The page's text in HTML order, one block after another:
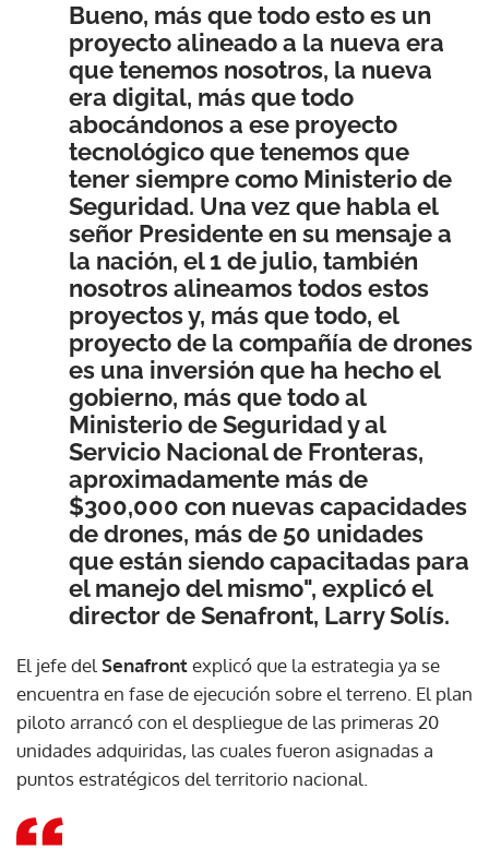
Bueno, más que todo esto es un
proyecto alineado a la nueva era
que tenemos nosotros, la nueva
era digital, más que todo
abocándonos a ese proyecto
tecnológico que tenemos que
tener siempre como Ministerio de
Seguridad. Una vez que habla el
señor Presidente en su mensaje a
la nación, el 1 de julio, también
nosotros alineamos todos estos
proyectos y, más que todo, el
proyecto de la compañía de drones
es una inversión que ha hecho el
gobierno, más que todo al
Ministerio de Seguridad y al
Servicio Nacional de Fronteras,
aproximadamente más de
$300,000 con nuevas capacidades
de drones, más de 50 unidades
que están siendo capacitadas para
el manejo del mismo", explicó el
director de Senafront, Larry Solís.
El jefe del Senafrontexplicó que la estrategia ya se
encuentra en fase de ejecución sobre el terreno. El plan
piloto arrancó con el despliegue de las primeras 20
unidades adquiridas, las cuales fueron asignadas a
puntos estratégicos del territorio nacional.